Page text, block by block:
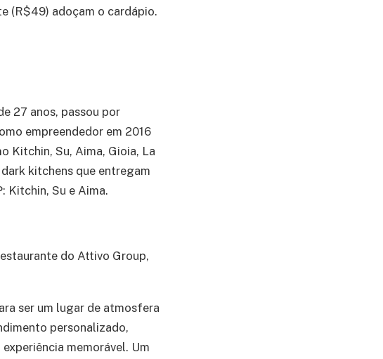
(R$49) adoçam o cardápio.
27 anos, passou por
empreendedor em 2016
Kitchin, Su, Aima, Gioia, La
kitchens que entregam
Kitchin, Su e Aima.
do Attivo Group,
ser um lugar de atmosfera
personalizado,
memorável. Um